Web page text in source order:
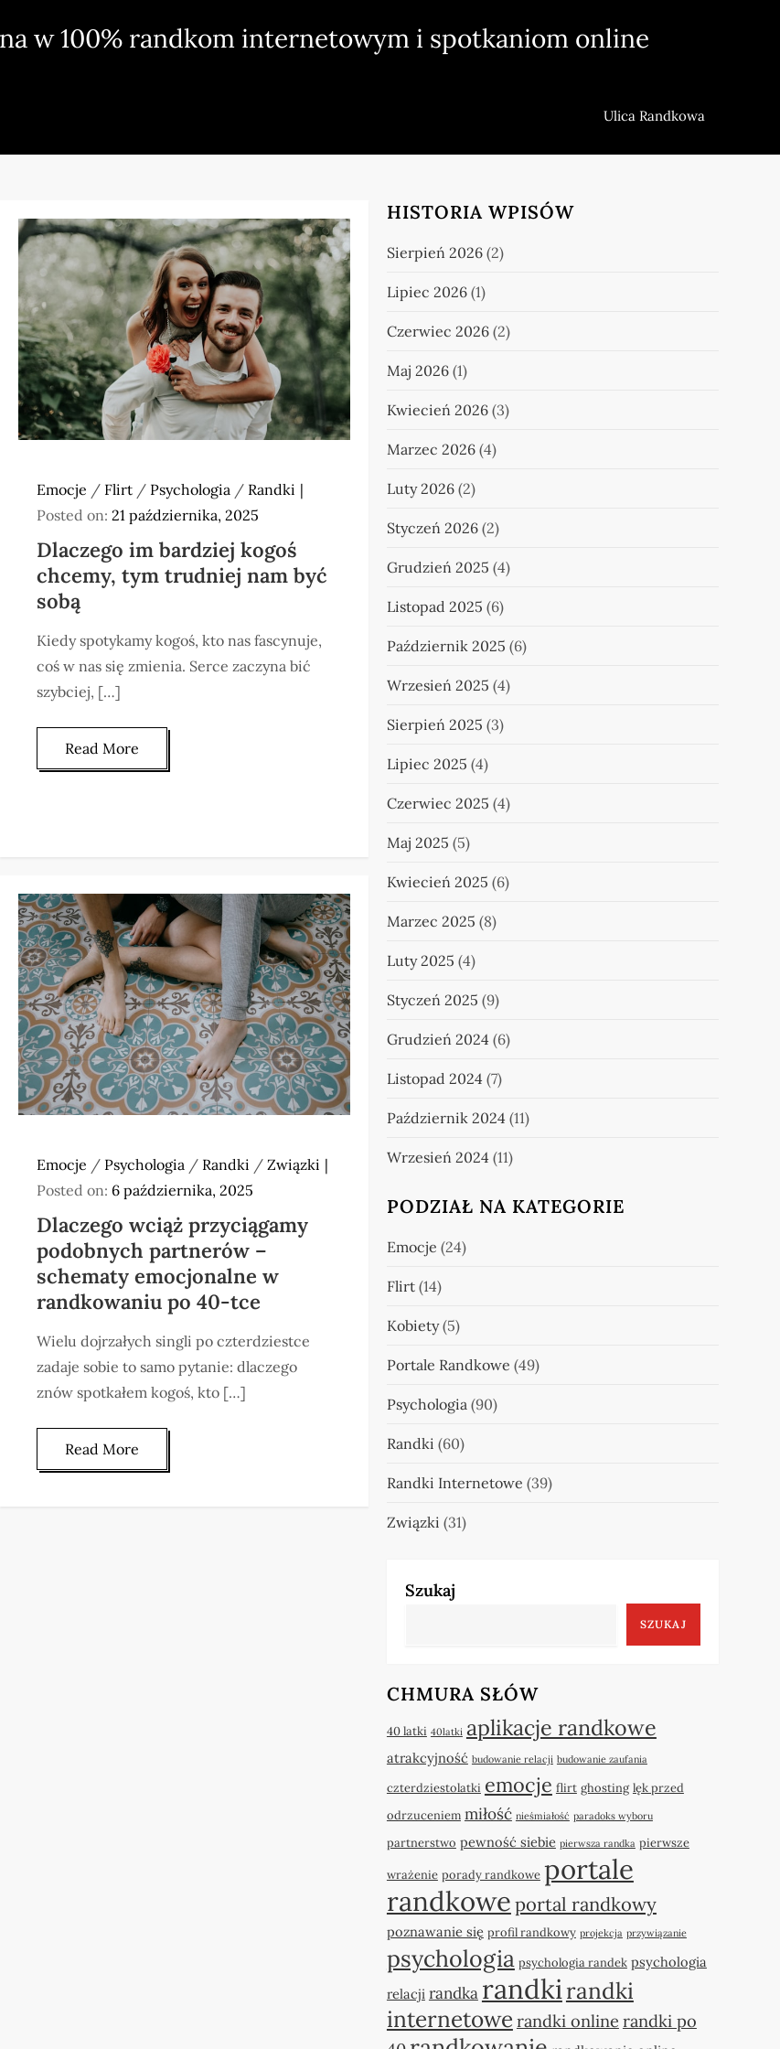
w 100% randkom internetowym i spotkaniom online
Ulica Randkowa
Emocje / Flirt/ Psychologia/ Randki
Posted on: 21 października, 2025
Dlaczego im bardziej kogoś
chcemy, tym trudniej nam być
sobą
Kiedy spotykamy kogoś, kto nas fascynuje,
coś w nas się zmienia. Serce zaczyna bić
szybciej, […]
Read More
Emocje / Psychologia/ Randki / Związki
Posted on: 6 października, 2025
Dlaczego wciąż przyciągamy
podobnych partnerów –
schematy emocjonalne w
randkowaniu po 40-tce
Wielu dojrzałych singli po czterdziestce
zadaje sobie to samo pytanie: dlaczego
znów spotkałem kogoś, kto […]
Read More
HISTORIA WPISÓW
Sierpień 2026(2)
Lipiec 2026(1)
Czerwiec 2026(2)
Maj 2026(1)
Kwiecień 2026(3)
Marzec 2026(4)
Luty 2026(2)
Styczeń 2026(2)
Grudzień 2025 (4)
Listopad 2025 (6)
Październik 2025 (6)
Wrzesień 2025 (4)
Sierpień 2025 (3)
Lipiec 2025 (4)
Czerwiec 2025 (4)
Maj 2025 (5)
Kwiecień 2025 (6)
Marzec 2025 (8)
Luty 2025 (4)
Styczeń 2025 (9)
Grudzień 2024(6)
Listopad 2024(7)
Październik 2024(11)
Wrzesień 2024(11)
PODZIAŁ NA KATEGORIE
Emocje (24)
Flirt(14)
Kobiety(5)
Portale Randkowe (49)
Psychologia(90)
Randki (60)
Randki Internetowe (39)
Związki (31)
Szukaj
SZUKAJ
CHMURA SŁÓW
40 latki 40latki aplikacje randkowe
atrakcyjność budowanie relacji budowanie zaufania
czterdziestolatki emocje flirt ghosting lęk przed
odrzuceniem miłość nieśmiałość paradoks wyboru
partnerstwo pewność siebie pierwsza randka pierwsze
wrażenie porady randkowe portale
randkoweportal randkowy
poznawanie się profil randkowy projekcja przywiązanie
psychologia psychologia randek psychologia
relacji randka randkirandki
internetowe randki online randki po